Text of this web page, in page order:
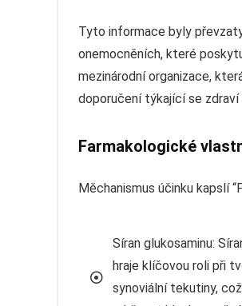
Tyto informace byly
onemocněních, které
mezinárodní organizace,
doporučení týkající se zdraví
Farmakologické
Měchanismus účinku kapslí
Síran glukosaminu:
hraje klíčovou roli při
synoviální tekutiny,